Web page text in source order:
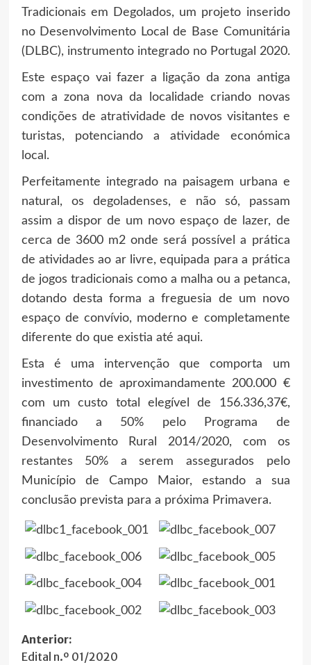
Tradicionais em Degolados, um projeto inserido
no Desenvolvimento Local de Base Comunitária
(DLBC), instrumento integrado no Portugal 2020.
Este espaço vai fazer a ligação da zona antiga
com a zona nova da localidade criando novas
condições de atratividade de novos visitantes e
turistas, potenciando a atividade económica
local.
Perfeitamente integrado na paisagem urbana e
natural, os degoladenses, e não só, passam
assim a dispor de um novo espaço de lazer, de
cerca de 3600 m2 onde será possível a prática
de atividades ao ar livre, equipada para a prática
de jogos tradicionais como a malha ou a petanca,
dotando desta forma a freguesia de um novo
espaço de convívio, moderno e completamente
diferente do que existia até aqui.
Esta é uma intervenção que comporta um
investimento de aproximandamente 200.000 €
com um custo total elegível de 156.336,37€,
financiado a 50% pelo Programa de
Desenvolvimento Rural 2014/2020, com os
restantes 50% a serem assegurados pelo
Município de Campo Maior, estando a sua
conclusão prevista para a próxima Primavera.
Navegação
Anterior:
Edital n.º 01/2020